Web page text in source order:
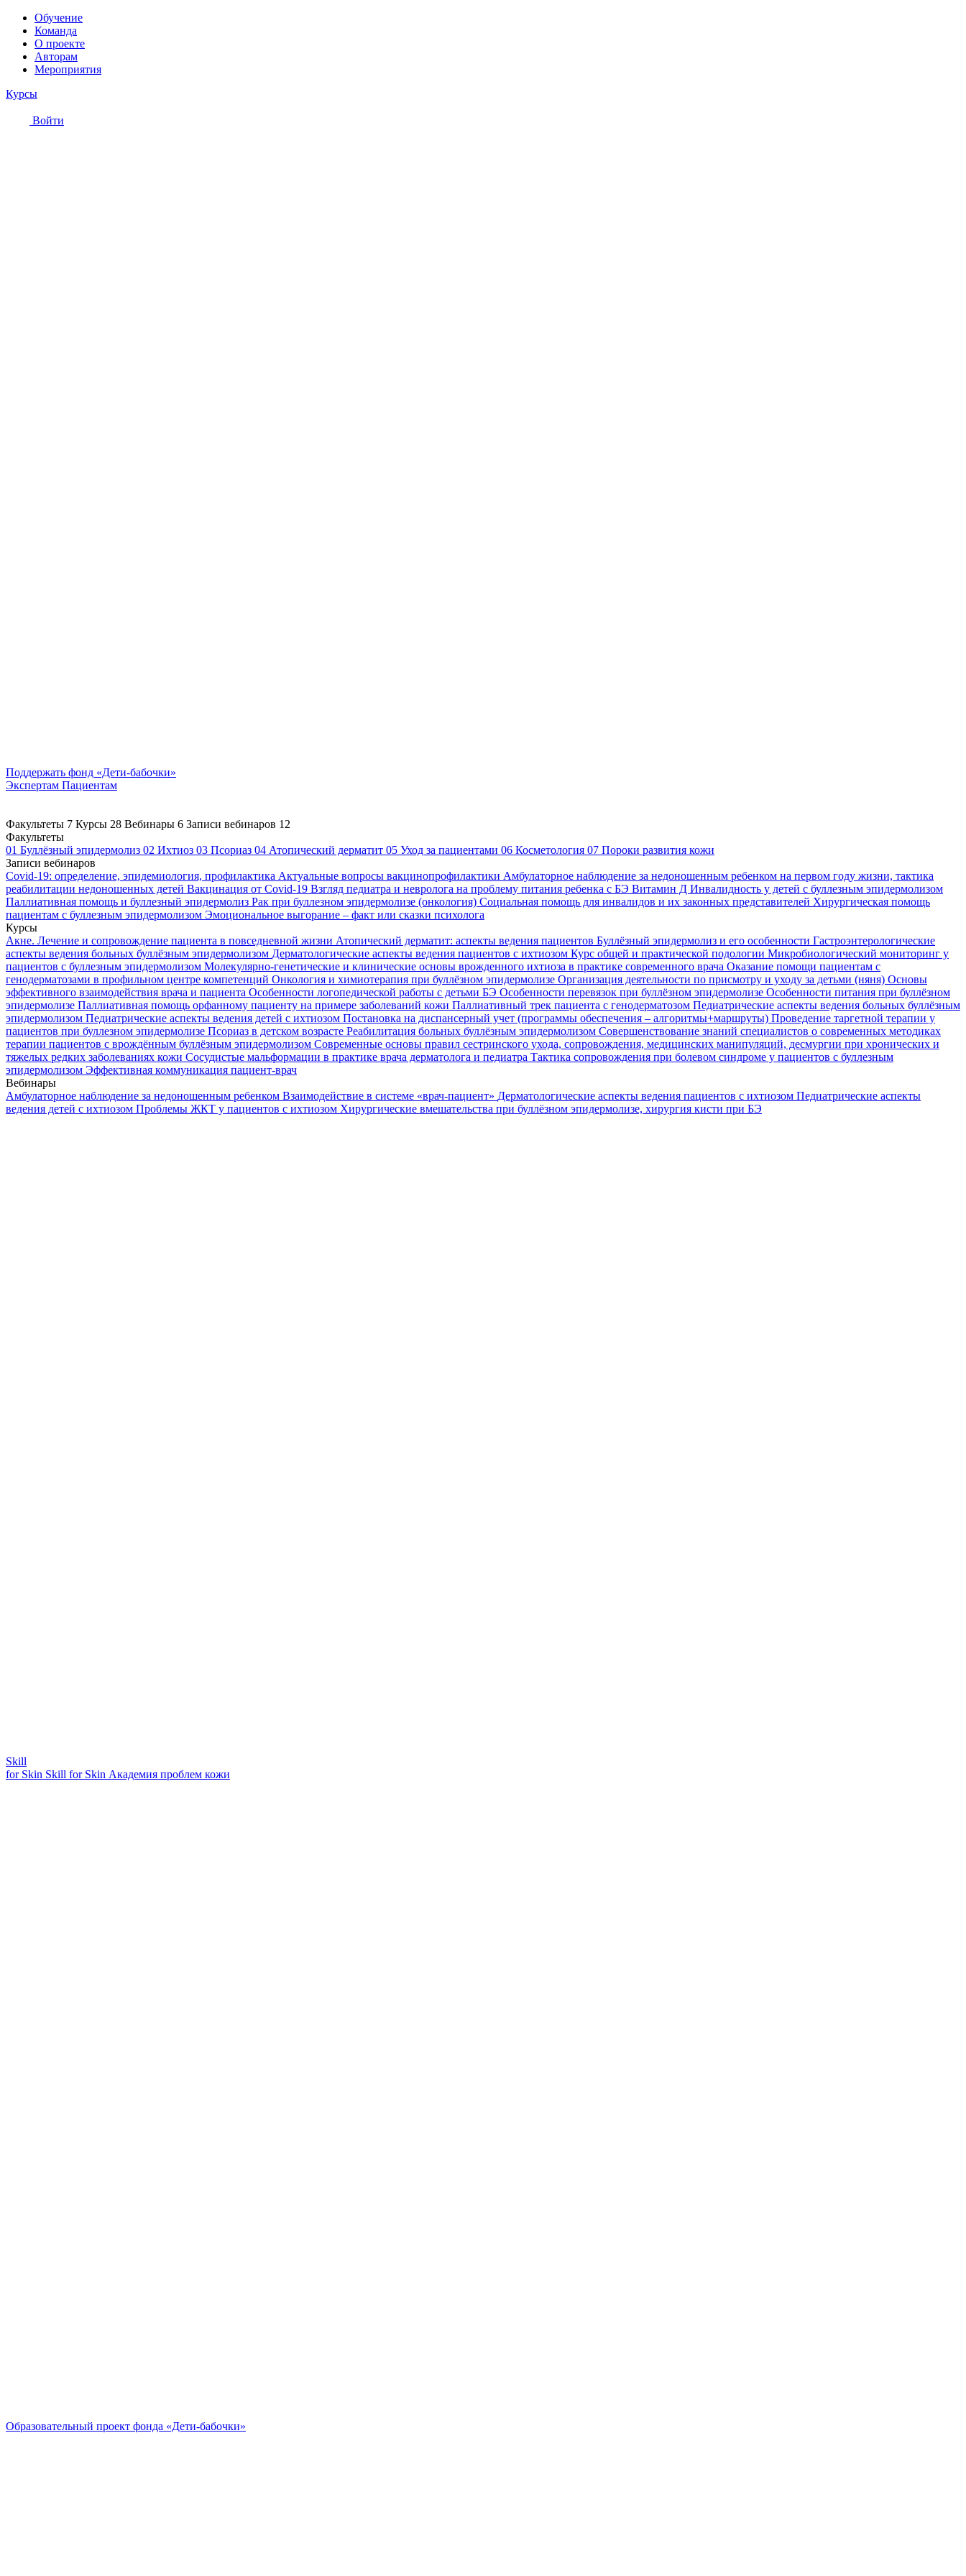
Обучение
Команда
О проекте
Авторам
Мероприятия
Курсы
Войти
Поддержать фонд «Дети-бабочки»
Экспертам Пациентам
Факультеты 7 Курсы 28 Вебинары 6 Записи вебинаров 12
Факультеты
01 Буллёзный эпидермолиз 02 Ихтиоз 03 Псориаз 04 Атопический дерматит 05 Уход за пациентами 06 Косметология 07 Пороки развития кожи
Записи вебинаров
Covid-19: определение, эпидемиология, профилактика Актуальные вопросы вакцинопрофилактики Амбулаторное наблюдение за недоношенным ребенком на первом году жизни, тактика
реабилитации недоношенных детей Вакцинация от Covid-19 Взгляд педиатра и невролога на проблему питания ребенка с БЭ Витамин Д Инвалидность у детей с буллезным эпидермолизом
Паллиативная помощь и буллезный эпидермолиз Рак при буллезном эпидермолизе (онкология) Социальная помощь для инвалидов и их законных представителей Хирургическая помощь
пациентам с буллезным эпидермолизом Эмоциональное выгорание – факт или сказки психолога
Курсы
Акне. Лечение и сопровождение пациента в повседневной жизни Атопический дерматит: аспекты ведения пациентов Буллёзный эпидермолиз и его особенности Гастроэнтерологические
аспекты ведения больных буллёзным эпидермолизом Дерматологические аспекты ведения пациентов с ихтиозом Курс общей и практической подологии Микробиологический мониторинг у
пациентов с буллезным эпидермолизом Молекулярно-генетические и клинические основы врожденного ихтиоза в практике современного врача Оказание помощи пациентам с
генодерматозами в профильном центре компетенций Онкология и химиотерапия при буллёзном эпидермолизе Организация деятельности по присмотру и уходу за детьми (няня) Основы
эффективного взаимодействия врача и пациента Особенности логопедической работы с детьми БЭ Особенности перевязок при буллёзном эпидермолизе Особенности питания при буллёзном
эпидермолизе Паллиативная помощь орфанному пациенту на примере заболеваний кожи Паллиативный трек пациента с генодерматозом Педиатрические аспекты ведения больных буллёзным
эпидермолизом Педиатрические аспекты ведения детей с ихтиозом Постановка на диспансерный учет (программы обеспечения – алгоритмы+маршруты) Проведение таргетной терапии у
пациентов при буллезном эпидермолизе Псориаз в детском возрасте Реабилитация больных буллёзным эпидермолизом Совершенствование знаний специалистов о современных методиках
терапии пациентов с врождённым буллёзным эпидермолизом Современные основы правил сестринского ухода, сопровождения, медицинских манипуляций, десмургии при хронических и
тяжелых редких заболеваниях кожи Сосудистые мальформации в практике врача дерматолога и педиатра Тактика сопровождения при болевом синдроме у пациентов с буллезным
эпидермолизом Эффективная коммуникация пациент-врач
Вебинары
Амбулаторное наблюдение за недоношенным ребенком Взаимодействие в системе «врач-пациент» Дерматологические аспекты ведения пациентов с ихтиозом Педиатрические аспекты
ведения детей с ихтиозом Проблемы ЖКТ у пациентов с ихтиозом Хирургические вмешательства при буллёзном эпидермолизе, хирургия кисти при БЭ
Skill
for Skin Skill for Skin Академия проблем кожи
Образовательный проект фонда «Дети-бабочки»